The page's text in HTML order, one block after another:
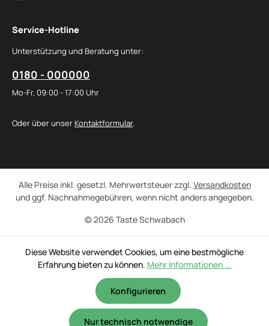
Service-Hotline
Unterstützung und Beratung unter:
0180 - 000000
Mo-Fr, 09:00 - 17:00 Uhr
Oder über unser Kontaktformular.
© 2026 Taste Schwabach
Alle Preise inkl. gesetzl. Mehrwertsteuer zzgl. Versandkosten
und ggf. Nachnahmegebühren, wenn nicht anders angegeben.
Diese Website verwendet Cookies, um eine bestmögliche
Erfahrung bieten zu können. Mehr Informationen ...
Nur technisch notwendige
Konfigurieren